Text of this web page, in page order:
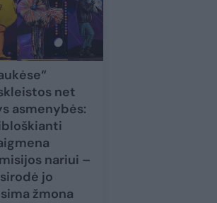
net
asmenybės:
nariui –
jo
žmona